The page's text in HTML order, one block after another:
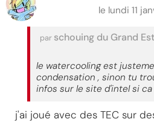
le lundi 11
par schouing du Grand Est
le watercooling est
condensation , sinon tu
infos sur le site d'intel si
j'ai joué avec des TEC sur